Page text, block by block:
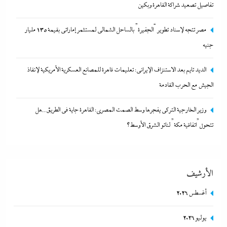
28 أبريل، 2024
نتنياهو يتحدي ترامب ويرفض أى انسحابات قبل النزع التام لسلاح
28 أبريل، 2024
المستشار أحمد سلام خبير الشئون الصينية يكشف لوحدة الحزام
والطريق بـ”إندكس” تفاصيل تصعيد شراكة القاهرة وبكين
مصر تتجه لإسناد تطوير “الجفيرة” بالساحل الشمالي لمستثمر إماراتي بقيمة
135 مليار جنيه
28 أبريل، 2024
تفاصيل تصعيد شراكة القاهرة وبكين
مصر تتجه لإسناد تطوير “الجفيرة” بالساحل الشمالي لمستثمر إماراتي بقيمة 135 مليار
جنيه
الديد تايم بعد الاستنزاف الإيرانى: تعليمات قاهرة للمصانع العسكرية الأمريكية لإنقاذ
الجيش مع الحرب القادمة
وزير الخارجية التركى يفجرها وسط الصمت المصري: القاهرة جاية في الطريق..هل
تتحول”اتفاقية مكة” لناتو الشرق الأوسط؟
الأرشيف
أغسطس 2026
يوليو 2026